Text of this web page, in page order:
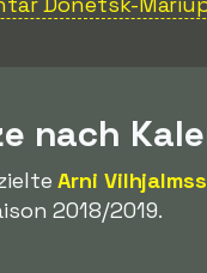
nach
Arni
2018/2019.